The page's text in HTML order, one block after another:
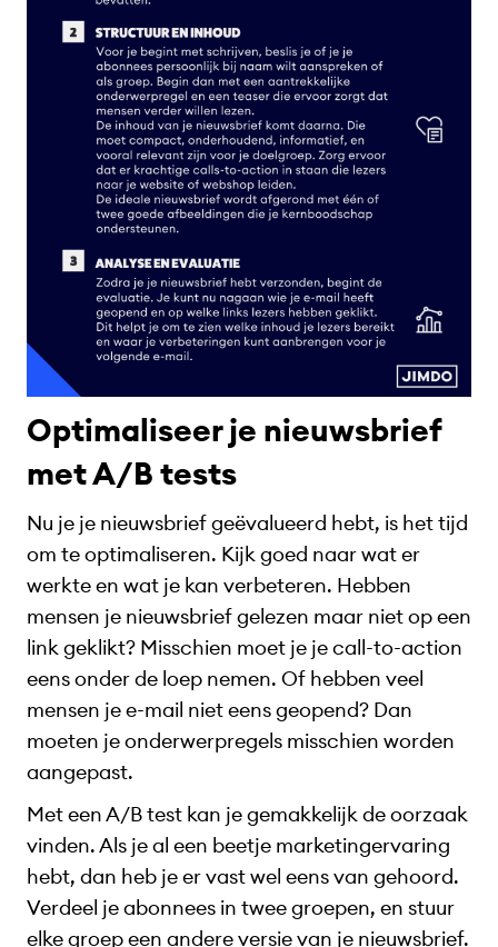
Optimaliseer je nieuwsbrief
met A/B tests
Nu je je nieuwsbrief geëvalueerd hebt, is het tijd
om te optimaliseren. Kijk goed naar wat er
werkte en wat je kan verbeteren. Hebben
mensen je nieuwsbrief gelezen maar niet op een
link geklikt? Misschien moet je je call-to-action
eens onder de loep nemen. Of hebben veel
mensen je e-mail niet eens geopend? Dan
moeten je onderwerpregels misschien worden
aangepast.
Met een A/B test kan je gemakkelijk de oorzaak
vinden. Als je al een beetje marketingervaring
hebt, dan heb je er vast wel eens van gehoord.
Verdeel je abonnees in twee groepen, en stuur
elke groep een andere versie van je nieuwsbrief.